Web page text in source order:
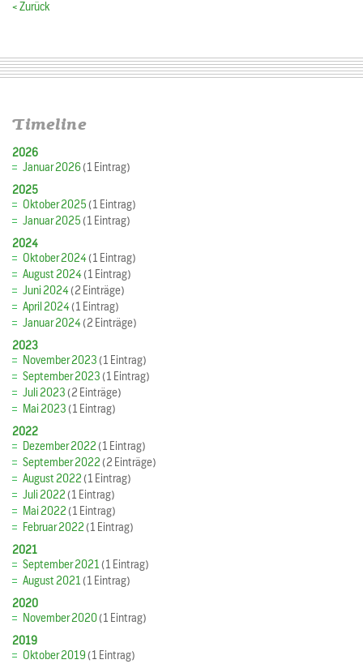
< Zurück
Timeline
2026
Januar 2026(1 Eintrag)
2025
Oktober 2025(1 Eintrag)
Januar 2025(1 Eintrag)
2024
Oktober 2024(1 Eintrag)
August 2024(1 Eintrag)
Juni 2024(2 Einträge)
April 2024(1 Eintrag)
Januar 2024(2 Einträge)
2023
November 2023(1 Eintrag)
September 2023(1 Eintrag)
Juli 2023(2 Einträge)
Mai 2023(1 Eintrag)
2022
Dezember 2022(1 Eintrag)
September 2022(2 Einträge)
August 2022(1 Eintrag)
Juli 2022(1 Eintrag)
Mai 2022(1 Eintrag)
Februar 2022(1 Eintrag)
2021
September 2021(1 Eintrag)
August 2021(1 Eintrag)
2020
November 2020(1 Eintrag)
2019
Oktober 2019(1 Eintrag)